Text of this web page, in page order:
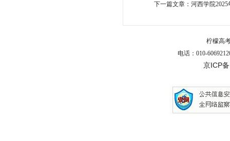
下一篇文章： 河西学院
柠檬高
电话：010-
京ICP